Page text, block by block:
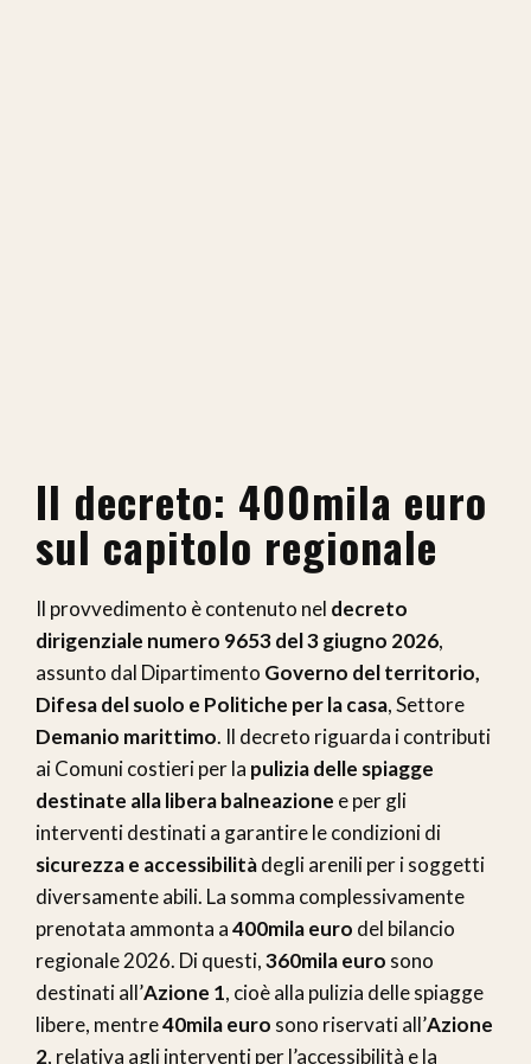
Il decreto: 400mila euro
sul capitolo regionale
Il provvedimento è contenuto nel decreto
dirigenziale numero 9653 del 3 giugno 2026,
assunto dal Dipartimento Governo del territorio,
Difesa del suolo e Politiche per la casa, Settore
Demanio marittimo. Il decreto riguarda i contributi
ai Comuni costieri per la pulizia delle spiagge
destinate alla libera balneazione e per gli
interventi destinati a garantire le condizioni di
sicurezza e accessibilitàdegli arenili per i soggetti
diversamente abili. La somma complessivamente
prenotata ammonta a400mila euro del bilancio
regionale 2026. Di questi,360mila euro sono
destinati all’Azione 1, cioè alla pulizia delle spiagge
libere, mentre40mila euro sono riservati all’Azione
2, relativa agli interventi per l’accessibilità e la